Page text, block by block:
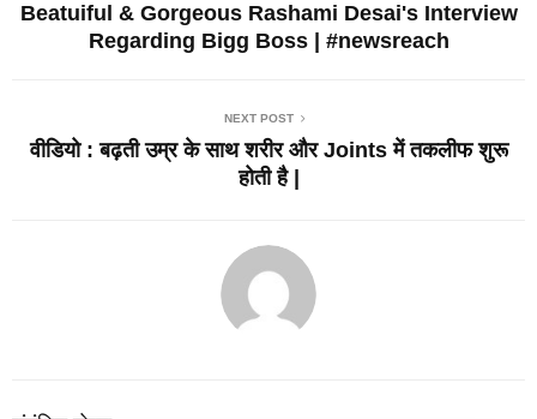
Beatuiful & Gorgeous Rashami Desai's Interview
Regarding Bigg Boss | #newsreach
NEXT POST
वीडियो : बढ़ती उम्र के साथ शरीर और Joints में तकलीफ शुरू
होती है |